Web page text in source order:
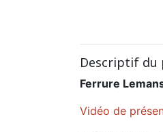
Descriptif du
Ferrure
Vidéo de